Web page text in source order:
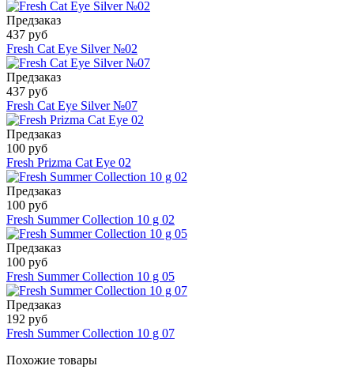
Предзаказ
437 руб
Fresh Cat Eye Silver №02
Предзаказ
437 руб
Fresh Cat Eye Silver №07
Предзаказ
100 руб
Fresh Prizma Cat Eye 02
Предзаказ
100 руб
Fresh Summer Collection 10 g 02
Предзаказ
100 руб
Fresh Summer Collection 10 g 05
Предзаказ
192 руб
Fresh Summer Collection 10 g 07
Похожие товары